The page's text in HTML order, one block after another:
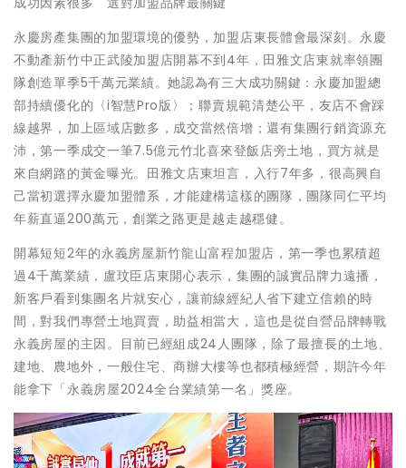
永慶房產集團的加盟環境的優勢，加盟店東長體會最深刻。永慶
不動產新竹中正武陵加盟店開幕不到4年，田雅文店東就率領團
隊創造單季5千萬元業績。她認為有三大成功關鍵：永慶加盟總
部持續優化的〈i智慧Pro版〉；聯賣規範清楚公平，友店不會踩
線越界，加上區域店數多，成交當然倍增；還有集團行銷資源充
沛，第一季成交一筆7.5億元竹北喜來登飯店旁土地，買方就是
來自網路的黃金曝光。田雅文店東坦言，入行7年多，很高興自
己當初選擇永慶加盟體系，才能建構這樣的團隊，團隊同仁平均
年薪直逼200萬元，創業之路更是越走越穩健。
開幕短短2年的永義房屋新竹龍山富程加盟店，第一季也累積超
過4千萬業績，盧玟臣店東開心表示，集團的誠實品牌力遠播，
新客戶看到集團名片就安心，讓前線經紀人省下建立信賴的時
間，對我們專營土地買賣，助益相當大，這也是從自營品牌轉戰
永義房屋的主因。目前已經組成24人團隊，除了最擅長的土地、
建地、農地外，一般住宅、商辦大樓等也都積極經營，期許今年
能拿下「永義房屋2024全台業績第一名」獎座。